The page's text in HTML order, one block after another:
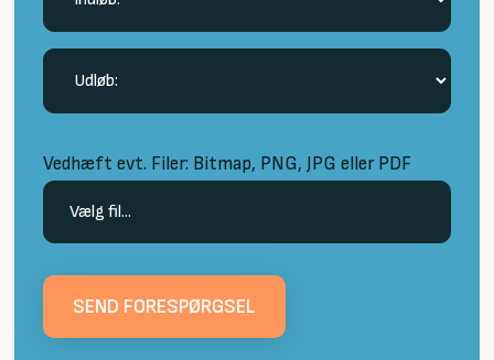
Vedhæft evt. Filer: Bitmap, PNG, JPG eller PDF